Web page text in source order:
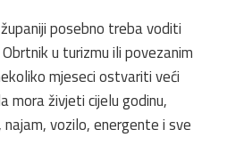
posebno treba voditi
u turizmu ili povezanim
mjeseci ostvariti veći
mora živjeti cijelu godinu,
vozilo, energente i sve